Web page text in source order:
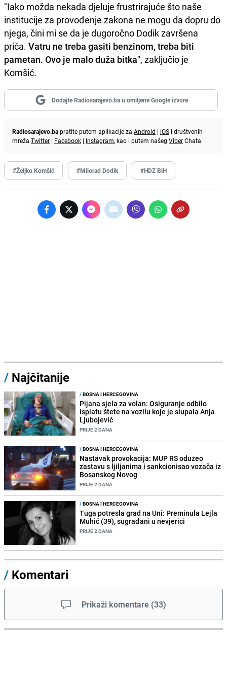
"Iako možda nekada djeluje frustrirajuće što naše
institucije za provođenje zakona ne mogu da dopru do
njega, čini mi se da je dugoročno Dodik završena
priča. Vatru ne treba gasiti benzinom, treba biti
pametan. Ovo je malo duža bitka", zaključio je
Komšić.
Dodajte Radiosarajevo.ba u omiljene Google izvore
Radiosarajevo.bapratite putem aplikacije za Android | iOS i društvenih
mreža Twitter | Facebook | Instagram, kao i putem našeg ViberChata.
#Željko Komšić #Milorad Dodik #HDZ BiH
/ Najčitanije
/BOSNA I HERCEGOVINA
Pijana sjela za volan: Osiguranje odbilo
isplatu štete na vozilu koje je slupala Anja
Ljubojević
PRIJE 2 DANA
/BOSNA I HERCEGOVINA
Nastavak provokacija: MUP RS oduzeo
zastavu s ljiljanima i sankcionisao vozača iz
Bosanskog Novog
PRIJE 2 DANA
/BOSNA I HERCEGOVINA
Tuga potresla grad na Uni: Preminula Lejla
Muhić (39), sugrađani u nevjerici
PRIJE 2 DANA
/ Komentari
Prikaži komentare (33)